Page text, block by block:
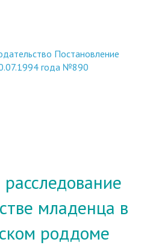
Постановление
года №890
младенца в
роддоме